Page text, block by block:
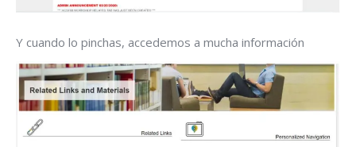
Y cuando lo pinchas, accedemos a mucha información